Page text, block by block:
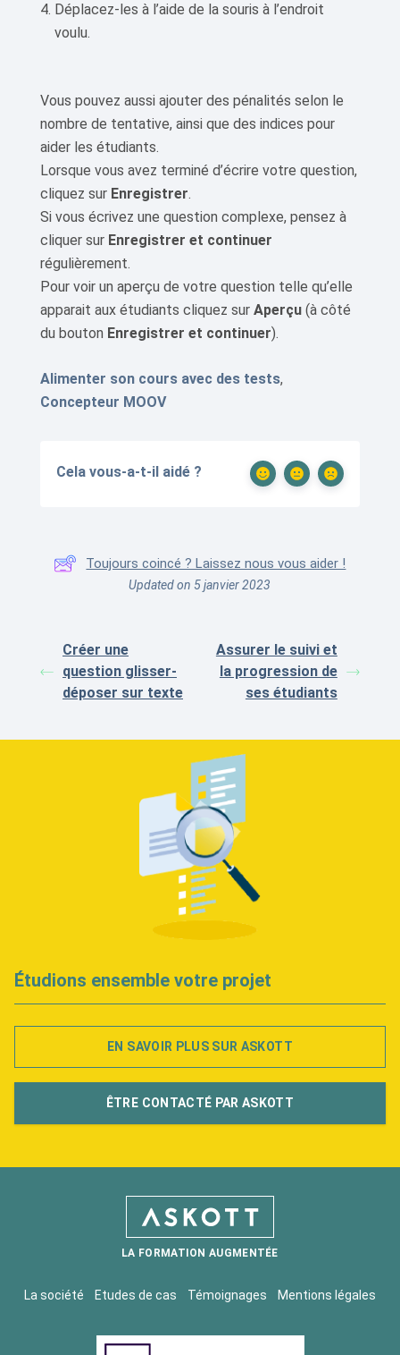
Déplacez-les à l’aide de la souris à l’endroit
voulu.
Vous pouvez aussi ajouter des pénalités selon le
nombre de tentative, ainsi que des indices pour
aider les étudiants.
Lorsque vous avez terminé d’écrire votre question,
cliquez sur Enregistrer.
Si vous écrivez une question complexe, pensez à
cliquer sur Enregistrer et continuer
régulièrement.
Pour voir un aperçu de votre question telle qu’elle
apparait aux étudiants cliquez sur Aperçu (à côté
du bouton Enregistrer et continuer).
Alimenter son cours avec des tests,
Concepteur MOOV
Cela vous-a-t-il aidé ?
Toujours coincé ? Laissez nous vous aider !
Updated on 5 janvier 2023
Créer une
question glisser-
déposer sur texte
Assurer le suivi et
la progression de
ses étudiants
Étudions ensemble votre projet
EN SAVOIR PLUS SUR ASKOTT
ÊTRE CONTACTÉ PAR ASKOTT
LA FORMATION AUGMENTÉE
La société Etudes de cas Témoignages Mentions légales